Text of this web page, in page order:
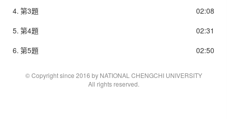
02:08
4. 第3題
02:31
5. 第4題
02:50
6. 第5題
© Copyright since 2016 by NATIONAL CHENGCHI UNIVERSITY
All rights reserved.